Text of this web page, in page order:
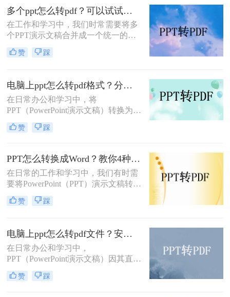
特性，成为分享、打印和存档PPT文
件的理想选择。本文将详细介绍PPT
怎么保存为PDF格式，并探讨一些相
关的注意事项。
多个ppt怎么转pdf？可以试试这三种方法！
在工作和学习中，我们时常需要将多
个PPT演示文稿合并成一个统一的
PDF文档，无论是为了归档、分享还
是打印。这一过程不仅要求效率，更
细节得到完整保留。那么多个ppt怎么
转pdf呢？本文将介绍几种有效且简便
的方法，帮助你轻松实现这一目标。
赞 踩
电脑上ppt怎么转pdf格式？分享三种好用的方法！
在日常办公和学习中，将
PPT（PowerPoint演示文稿）转换为
PDF（Portable Document Format）格
式是一项常见的需求，以便更好地分
一致性。那么电脑上ppt怎么转pdf格
式呢？以下将详细介绍几种在电脑上
将PPT转换为PDF格式的方法。
赞 踩
PPT怎么转换成Word？教你4种值得收藏的转换方法!！
在日常的工作和学习中，我们有时需
要将PowerPoint（PPT）演示文稿转换
为Word文档，以便于编辑、打印或进
行更深入的内容整理。虽然两者都是
不总是直截了当。不过，借助一些技
巧和工具，我们可以有效地将PPT转
换为Word格式。那么PPT怎么转换成
Word呢？以下是一些实用的方法，帮
助你完成这一转换。
赞 踩
电脑上ppt怎么转pdf文件？安利给你这三种简单的方法！
在日常办公和学习中，
PPT（PowerPoint演示文稿）因其直
观、动态的展示效果而广受欢迎。然
而，在某些情况下，我们可能需要将
赞 踩